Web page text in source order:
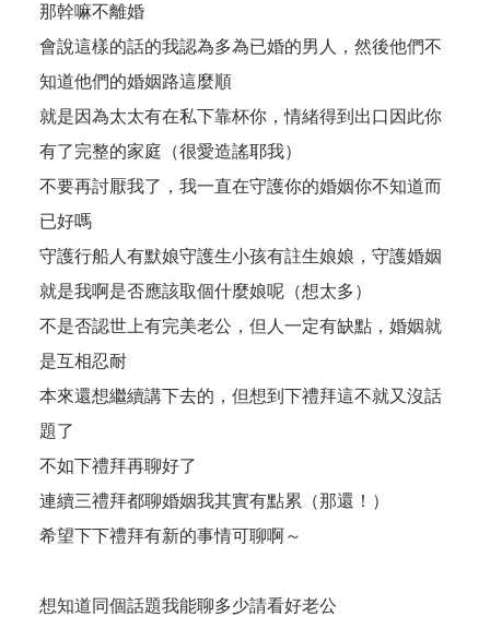
那幹嘛不離婚
會說這樣的話的我認為多為已婚的男人，然後他們不
知道他們的婚姻路這麼順
就是因為太太有在私下靠杯你，情緒得到出口因此你
有了完整的家庭（很愛造謠耶我）
不要再討厭我了，我一直在守護你的婚姻你不知道而
已好嗎
守護行船人有默娘守護生小孩有註生娘娘，守護婚姻
就是我啊是否應該取個什麼娘呢（想太多）
不是否認世上有完美老公，但人一定有缺點，婚姻就
是互相忍耐
本來還想繼續講下去的，但想到下禮拜這不就又沒話
題了
不如下禮拜再聊好了
連續三禮拜都聊婚姻我其實有點累（那還！）
希望下下禮拜有新的事情可聊啊～
想知道同個話題我能聊多少請看好老公